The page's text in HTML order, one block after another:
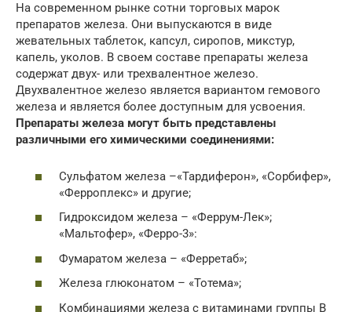
На современном рынке сотни торговых марок
препаратов железа. Они выпускаются в виде
жевательных таблеток, капсул, сиропов, микстур,
капель, уколов. В своем составе препараты железа
содержат двух- или трехвалентное железо.
Двухвалентное железо является вариантом гемового
железа и является более доступным для усвоения.
Препараты железа могут быть представлены
различными его химическими соединениями:
Сульфатом железа –«Тардиферон», «Сорбифер»,
«Ферроплекс» и другие;
Гидроксидом железа – «Феррум-Лек»;
«Мальтофер», «Ферро-3»:
Фумаратом железа – «Ферретаб»;
Железа глюконатом – «Тотема»;
Комбинациями железа с витаминами группы В